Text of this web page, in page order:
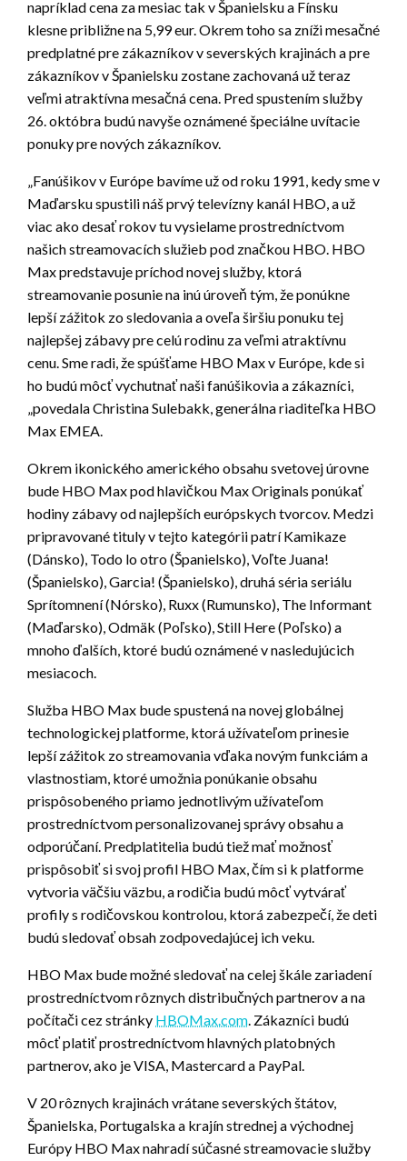
napríklad cena za mesiac tak v Španielsku a Fínsku
klesne približne na 5,99 eur. Okrem toho sa zníži mesačné
predplatné pre zákazníkov v severských krajinách a pre
zákazníkov v Španielsku zostane zachovaná už teraz
veľmi atraktívna mesačná cena. Pred spustením služby
26. októbra budú navyše oznámené špeciálne uvítacie
ponuky pre nových zákazníkov.
„Fanúšikov v Európe bavíme už od roku 1991, kedy sme v
Maďarsku spustili náš prvý televízny kanál HBO, a už
viac ako desať rokov tu vysielame prostredníctvom
našich streamovacích služieb pod značkou HBO. HBO
Max predstavuje príchod novej služby, ktorá
streamovanie posunie na inú úroveň tým, že ponúkne
lepší zážitok zo sledovania a oveľa širšiu ponuku tej
najlepšej zábavy pre celú rodinu za veľmi atraktívnu
cenu. Sme radi, že spúšťame HBO Max v Európe, kde si
ho budú môcť vychutnať naši fanúšikovia a zákazníci,
„povedala Christina Sulebakk, generálna riaditeľka HBO
Max EMEA.
Okrem ikonického amerického obsahu svetovej úrovne
bude HBO Max pod hlavičkou Max Originals ponúkať
hodiny zábavy od najlepších európskych tvorcov. Medzi
pripravované tituly v tejto kategórii patrí Kamikaze
(Dánsko), Todo lo otro (Španielsko), Voľte Juana!
(Španielsko), Garcia! (Španielsko), druhá séria seriálu
Sprítomnení (Nórsko), Ruxx (Rumunsko), The Informant
(Maďarsko), Odmäk (Poľsko), Still Here (Poľsko) a
mnoho ďalších, ktoré budú oznámené v nasledujúcich
mesiacoch.
Služba HBO Max bude spustená na novej globálnej
technologickej platforme, ktorá užívateľom prinesie
lepší zážitok zo streamovania vďaka novým funkciám a
vlastnostiam, ktoré umožnia ponúkanie obsahu
prispôsobeného priamo jednotlivým užívateľom
prostredníctvom personalizovanej správy obsahu a
odporúčaní. Predplatitelia budú tiež mať možnosť
prispôsobiť si svoj profil HBO Max, čím si k platforme
vytvoria väčšiu väzbu, a rodičia budú môcť vytvárať
profily s rodičovskou kontrolou, ktorá zabezpečí, že deti
budú sledovať obsah zodpovedajúcej ich veku.
HBO Max bude možné sledovať na celej škále zariadení
prostredníctvom rôznych distribučných partnerov a na
počítači cez stránky HBOMax.com. Zákazníci budú
môcť platiť prostredníctvom hlavných platobných
partnerov, ako je VISA, Mastercard a PayPal.
V 20 rôznych krajinách vrátane severských štátov,
Španielska, Portugalska a krajín strednej a východnej
Európy HBO Max nahradí súčasné streamovacie služby